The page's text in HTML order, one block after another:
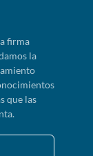
firma
la
que las